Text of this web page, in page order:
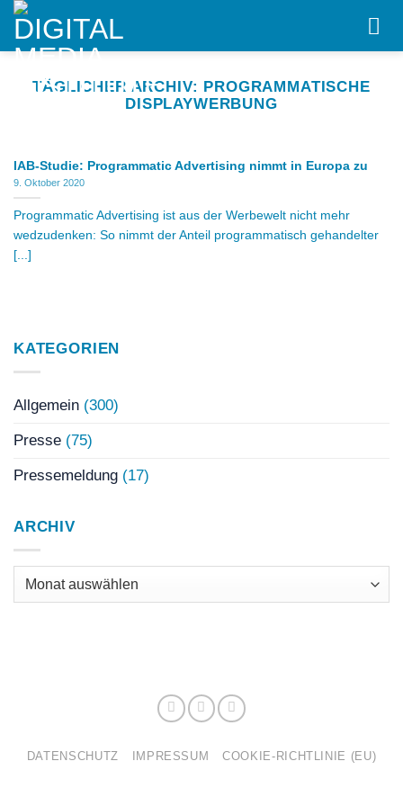
Skip
content
TÄGLICHER ARCHIV: PROGRAMMATISCHE
DISPLAYWERBUNG
IAB-Studie: Programmatic Advertising nimmt in Europa zu
9. Oktober 2020
Programmatic Advertising ist aus der Werbewelt nicht mehr
wedzudenken: So nimmt der Anteil programmatisch gehandelter
[...]
KATEGORIEN
Allgemein (300)
Presse (75)
Pressemeldung (17)
ARCHIV
Archiv
DATENSCHUTZ IMPRESSUM COOKIE-RICHTLINIE (EU)